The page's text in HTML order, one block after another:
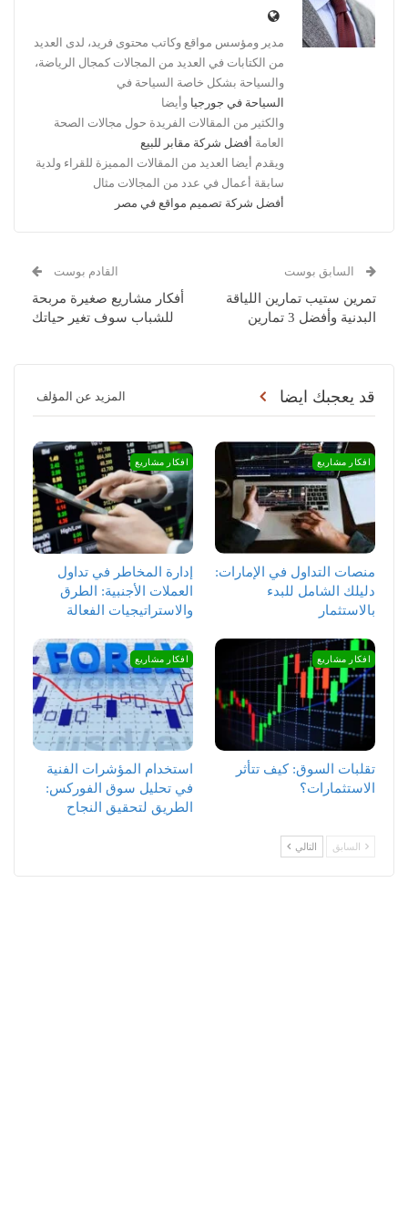
مدير ومؤسس مواقع وكاتب محتوى فريد، لدى العديد
من الكتابات في العديد من المجالات كمجال الرياضة،
والسياحة بشكل خاصة السياحة في
السياحة في جورجيا وأيضا
والكثير من المقالات الفريدة حول مجالات الصحة
العامة أفضل شركة مقابر للبيع
ويقدم أيضا العديد من المقالات المميزة للقراء ولدية
سابقة أعمال في عدد من المجالات مثال
أفضل شركة تصميم مواقع في مصر
السابق بوست
تمرين ستيب تمارين اللياقة
البدنية وأفضل 3 تمارين
القادم بوست
أفكار مشاريع صغيرة مربحة
للشباب سوف تغير حياتك
قد يعجبك ايضا المزيد عن المؤلف
افكار مشاريع
منصات التداول في الإمارات:
دليلك الشامل للبدء
بالاستثمار
افكار مشاريع
إدارة المخاطر في تداول
العملات الأجنبية: الطرق
والاستراتيجيات الفعالة
افكار مشاريع
تقلبات السوق: كيف تتأثر
الاستثمارات؟
افكار مشاريع
استخدام المؤشرات الفنية
في تحليل سوق الفوركس:
الطريق لتحقيق النجاح
السابق التالي